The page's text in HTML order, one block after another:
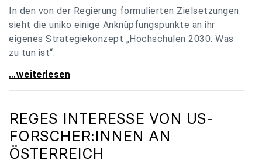
In den von der Regierung formulierten Zielsetzungen
sieht die uniko einige Anknüpfungspunkte an ihr
eigenes Strategiekonzept „Hochschulen 2030. Was
zu tun ist“.
Universitäten: Hochschulstrategie 2040 muss eine
...weiterlesen
REGES INTERESSE VON US-
FORSCHER:INNEN AN
ÖSTERREICH